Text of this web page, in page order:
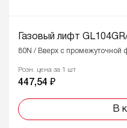
Газовый лифт
80N / Вверх с промежуточной
Розн. цена за 1 шт
447,54 ₽
В